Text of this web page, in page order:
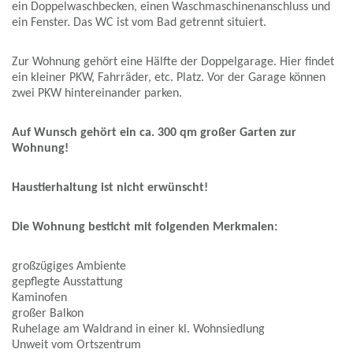
ein Doppelwaschbecken, einen Waschmaschinenanschluss und
ein Fenster. Das WC ist vom Bad getrennt situiert.
Zur Wohnung gehört eine Hälfte der Doppelgarage. Hier findet
ein kleiner PKW, Fahrräder, etc. Platz. Vor der Garage können
zwei PKW hintereinander parken.
Auf Wunsch gehört ein ca. 300 qm großer Garten zur
Wohnung!
Haustierhaltung ist nicht erwünscht!
Die Wohnung besticht mit folgenden Merkmalen:
großzügiges Ambiente
gepflegte Ausstattung
Kaminofen
großer Balkon
Ruhelage am Waldrand in einer kl. Wohnsiedlung
Unweit vom Ortszentrum